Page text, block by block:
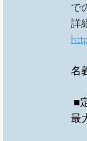
で
詳
名
■
最